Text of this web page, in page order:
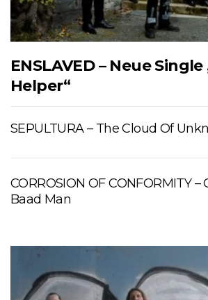
ENSLAVED – Neue
Helper“
SEPULTURA – The Cloud Of
CORROSION OF CONFORMITY –
Baad Man